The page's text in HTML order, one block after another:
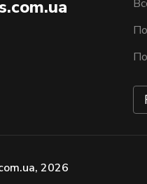
2026